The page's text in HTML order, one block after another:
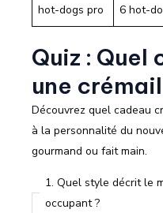
hot-dogs pro
6 hot-
Quiz : Quel
une
Découvrez quel cadeau
à la personnalité du
gourmand ou fait main.
1. Quel style décrit le
occupant ?